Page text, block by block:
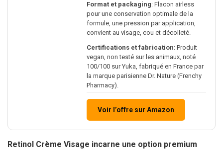
Format et packaging: Flacon airless
pour une conservation optimale de la
formule, une pression par application,
convient au visage, cou et décolleté.
Certifications et fabrication: Produit
vegan, non testé sur les animaux, noté
100/100 sur Yuka, fabriqué en France par
la marque parisienne Dr. Nature (Frenchy
Pharmacy).
Voir l’offre sur Amazon
Retinol Crème Visage incarne une option premium